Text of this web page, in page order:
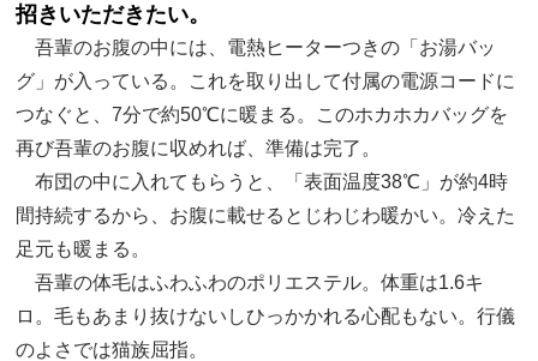
招きいただきたい。
吾輩のお腹の中には、電熱ヒーターつきの「お湯バッ
グ」が入っている。これを取り出して付属の電源コードに
つなぐと、7分で約50℃に暖まる。このホカホカバッグを
再び吾輩のお腹に収めれば、準備は完了。
布団の中に入れてもらうと、「表面温度38℃」が約4時
間持続するから、お腹に載せるとじわじわ暖かい。冷えた
足元も暖まる。
吾輩の体毛はふわふわのポリエステル。体重は1.6キ
ロ。毛もあまり抜けないしひっかかれる心配もない。行儀
のよさでは猫族屈指。